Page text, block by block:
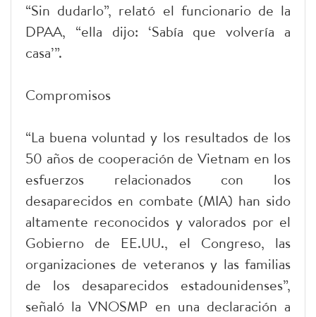
“Sin dudarlo”, relató el funcionario de la
DPAA, “ella dijo: ‘Sabía que volvería a
casa’”.
Compromisos
“La buena voluntad y los resultados de los
50 años de cooperación de Vietnam en los
esfuerzos relacionados con los
desaparecidos en combate (MIA) han sido
altamente reconocidos y valorados por el
Gobierno de EE.UU., el Congreso, las
organizaciones de veteranos y las familias
de los desaparecidos estadounidenses”,
señaló la VNOSMP en una declaración a